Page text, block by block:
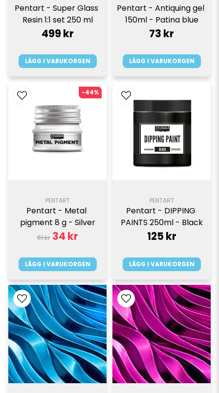
Pentart - Super Glass
Resin 1:1 set 250 ml
499 kr
LÄGG I VARUKORGEN
Pentart - Antiquing gel
150ml - Patina blue
73 kr
LÄGG I VARUKORGEN
PENTART
Pentart - Metal
pigment 8 g - Silver
61 kr 34 kr
LÄGG I VARUKORGEN
-44%
PENTART
Pentart - DIPPING
PAINTS 250ml - Black
125 kr
LÄGG I VARUKORGEN